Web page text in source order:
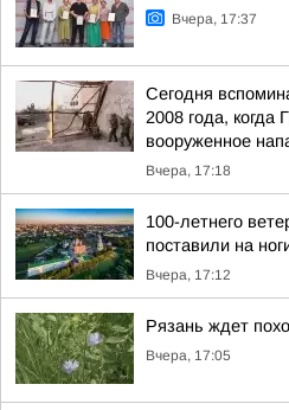
Вчера, 17:37
Сегодня
2008 года, когда
вооруженное
Вчера, 17:18
100-летнего
поставили на
Вчера, 17:12
Рязань ждет
Вчера, 17:05